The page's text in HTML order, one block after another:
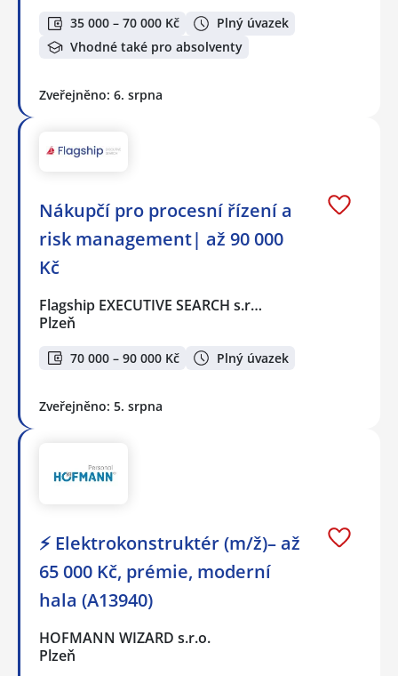
35 000 – 70 000 Kč
Plný úvazek
Vhodné také pro absolventy
Zveřejněno: 6. srpna
Nákupčí pro procesní řízení a
risk management| až 90 000
Kč
Flagship EXECUTIVE SEARCH s.r…
Plzeň
70 000 – 90 000 Kč Plný úvazek
Zveřejněno: 5. srpna
⚡ Elektrokonstruktér (m/ž)– až
65 000 Kč, prémie, moderní
hala (A13940)
HOFMANN WIZARD s.r.o.
Plzeň